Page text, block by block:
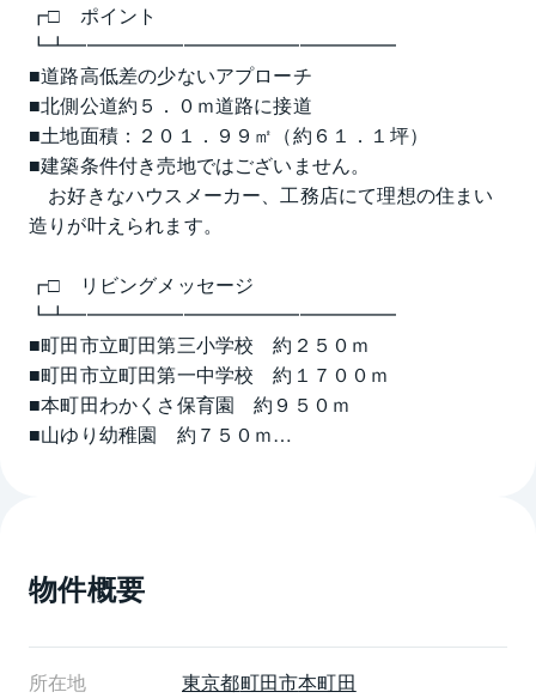
┏□　ポイント
┗┻━━━━━━━━━━━━━━━━━
■道路高低差の少ないアプローチ
■北側公道約５．０ｍ道路に接道
■土地面積：２０１．９９㎡（約６１．１坪）
■建築条件付き売地ではございません。
お好きなハウスメーカー、工務店にて理想の住まい
造りが叶えられます。
┏□　リビングメッセージ
┗┻━━━━━━━━━━━━━━━━━
■町田市立町田第三小学校　約２５０ｍ
■町田市立町田第一中学校　約１７００ｍ
■本町田わかくさ保育園　約９５０ｍ
■山ゆり幼稚園　約７５０ｍ
■たまがわ医院　約１１００ｍ
_
_
_
物件概要
所在地 東京都町田市本町田